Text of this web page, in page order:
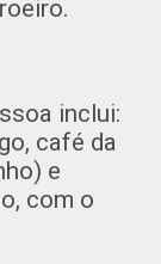
inclui:
café da
e
com o